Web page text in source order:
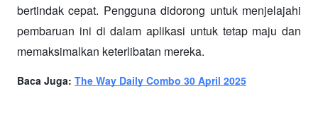
bertindak cepat. Pengguna didorong untuk menjelajahi
pembaruan ini di dalam aplikasi untuk tetap maju dan
memaksimalkan keterlibatan mereka.
Baca Juga: The Way Daily Combo 30 April 2025